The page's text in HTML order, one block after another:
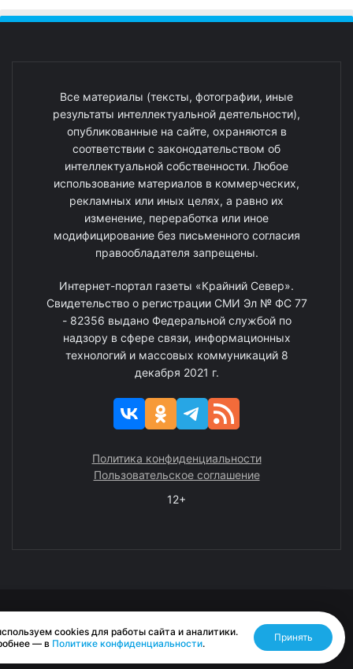
Все материалы (тексты, фотографии, иные
результаты интеллектуальной деятельности),
опубликованные на сайте, охраняются в
соответствии с законодательством об
интеллектуальной собственности. Любое
использование материалов в коммерческих,
рекламных или иных целях, а равно их
изменение, переработка или иное
модифицирование без письменного согласия
правообладателя запрещены.
Интернет-портал газеты «Крайний Север».
Свидетельство о регистрации СМИ Эл № ФС 77
- 82356 выдано Федеральной службой по
надзору в сфере связи, информационных
технологий и массовых коммуникаций 8
декабря 2021 г.
Политика конфиденциальности
Пользовательское соглашение
12+
Разработано RASA
cookies для работы сайта и аналитики.
— в Политике конфиденциальности.
Принять